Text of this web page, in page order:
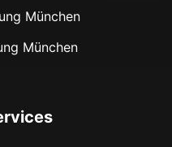
München
München